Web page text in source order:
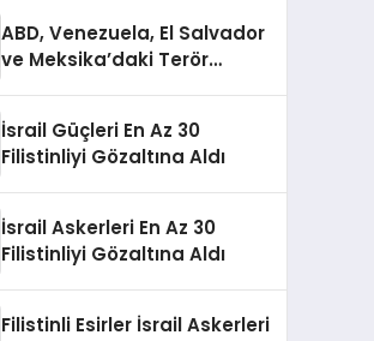
ABD, Venezuela, El Salvador
ve Meksika’daki Terör
İsrail Güçleri En Az 30
Filistinliyi Gözaltına Aldı
İsrail Askerleri En Az 30
Filistinliyi Gözaltına Aldı
Filistinli Esirler İsrail Askerleri